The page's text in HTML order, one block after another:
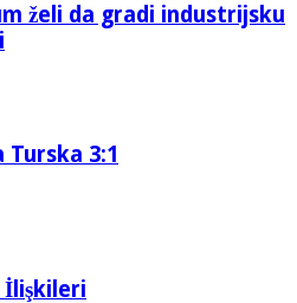
želi da gradi industrijsku
Turska 3:1
İlişkileri